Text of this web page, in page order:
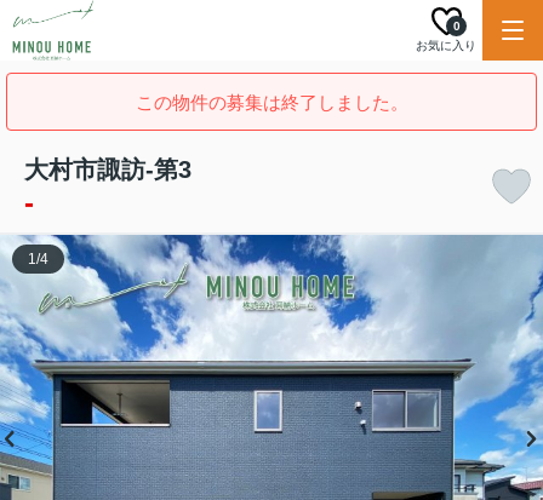
お気に入り
0
この物件の募集は終了しました。
大村市諏訪-第3
-
1/4